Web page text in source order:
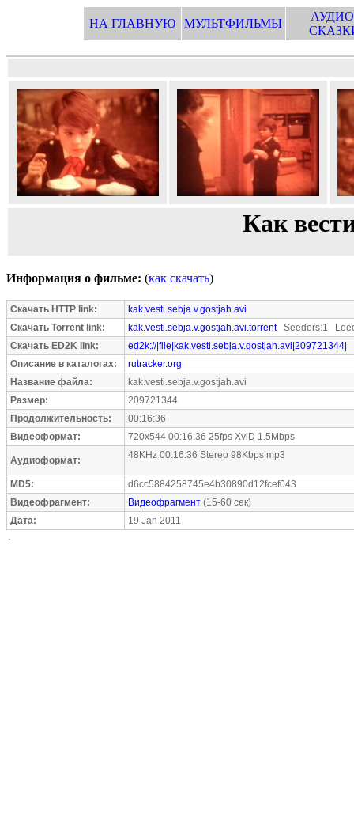
НА ГЛАВНУЮ МУЛЬТФИЛЬМЫ
Как
Информация о фильме: (как скачать)
Скачать HTTP link:
kak.vesti.sebja.v.gostjah.avi
Скачать Torrent link:
kak.vesti.sebja.v.gostjah.avi.torrentSeeders:1
Скачать ED2K link:
ed2k://|file|kak.vesti.sebja.v.gostjah.avi|209721344|
Описание в каталогах:
rutracker.org
Название файла:
kak.vesti.sebja.v.gostjah.avi
Размер:
209721344
Продолжительность:
00:16:36
Видеоформат:
720x544 00:16:36 25fps XviD 1.5Mbps
Аудиоформат: 48KHz 00:16:36 Stereo 98Kbps mp3
MD5:
d6cc5884258745e4b30890d12fcef043
Видеофрагмент:
Видеофрагмент (15-60 сек)
Дата:
19 Jan 2011